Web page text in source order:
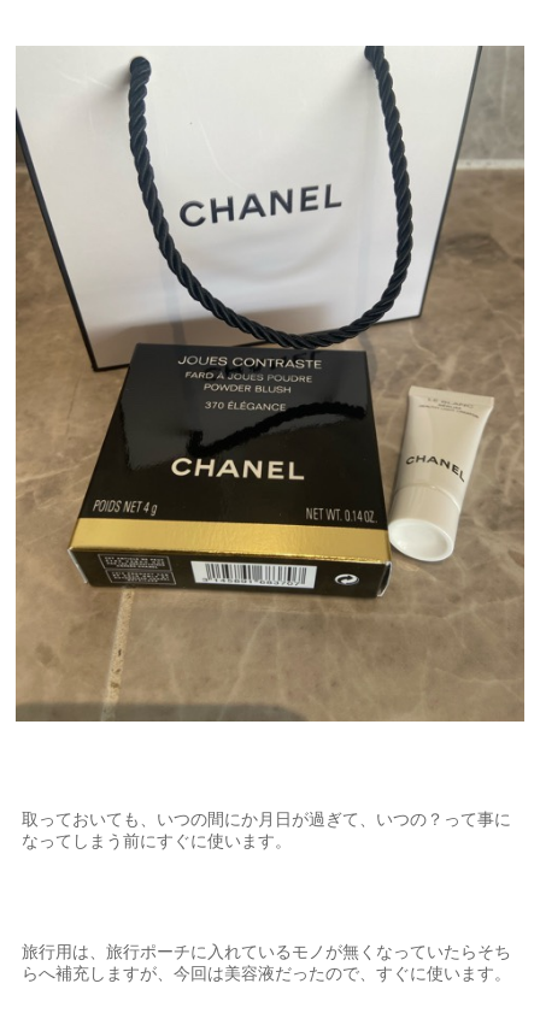
取っておいても、いつの間にか月日が過ぎて、いつの？って事に
なってしまう前にすぐに使います。
旅行用は、旅行ポーチに入れているモノが無くなっていたらそち
らへ補充しますが、今回は美容液だったので、すぐに使います。